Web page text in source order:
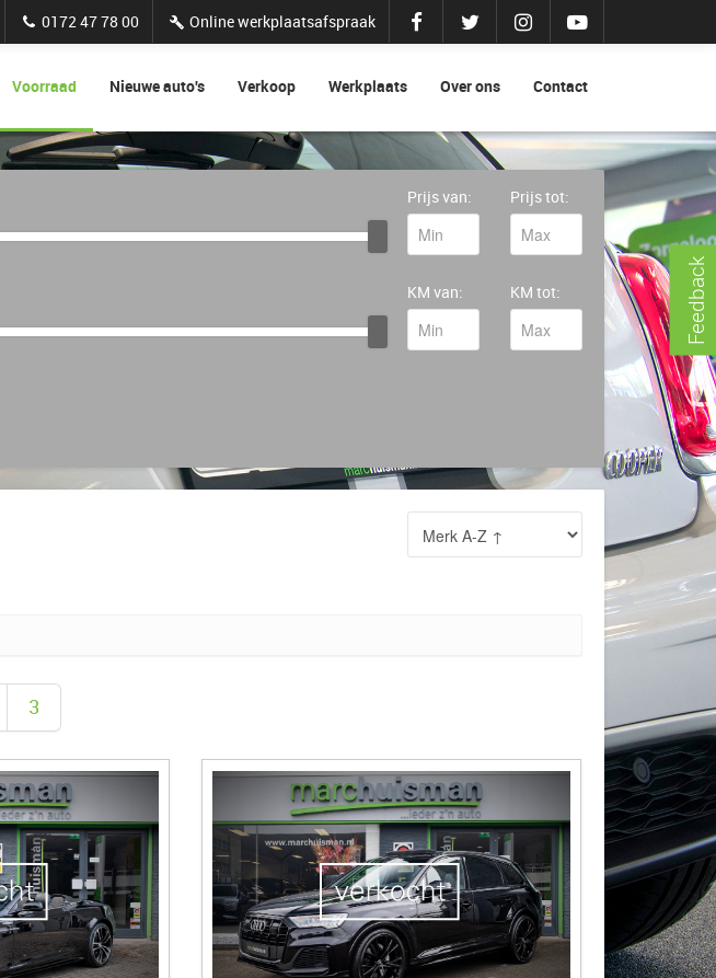
0172 47 78 00 Online werkplaatsafspraak
Voorraad Nieuwe auto's Verkoop Werkplaats Over ons Contact
Prijs van: Prijs tot:
KM van: KM tot:
3
Feedback